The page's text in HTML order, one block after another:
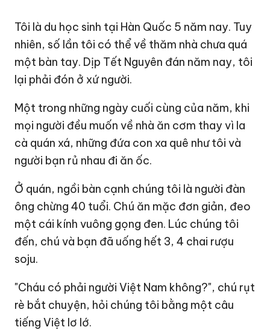
Tôi là du học sinh tại Hàn Quốc 5 năm nay. Tuy
nhiên, số lần tôi có thể về thăm nhà chưa quá
một bàn tay. Dịp Tết Nguyên đán năm nay, tôi
lại phải đón ở xứ người.
Một trong những ngày cuối cùng của năm, khi
mọi người đều muốn về nhà ăn cơm thay vì la
cà quán xá, những đứa con xa quê như tôi và
người bạn rủ nhau đi ăn ốc.
Ở quán, ngồi bàn cạnh chúng tôi là người đàn
ông chừng 40 tuổi. Chú ăn mặc đơn giản, đeo
một cái kính vuông gọng đen. Lúc chúng tôi
đến, chú và bạn đã uống hết 3, 4 chai rượu
soju.
"Cháu có phải người Việt Nam không?", chú rụt
rè bắt chuyện, hỏi chúng tôi bằng một câu
tiếng Việt lơ lớ.